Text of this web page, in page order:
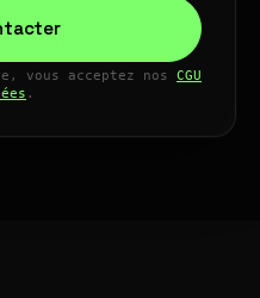
vous acceptez nos CGU
.